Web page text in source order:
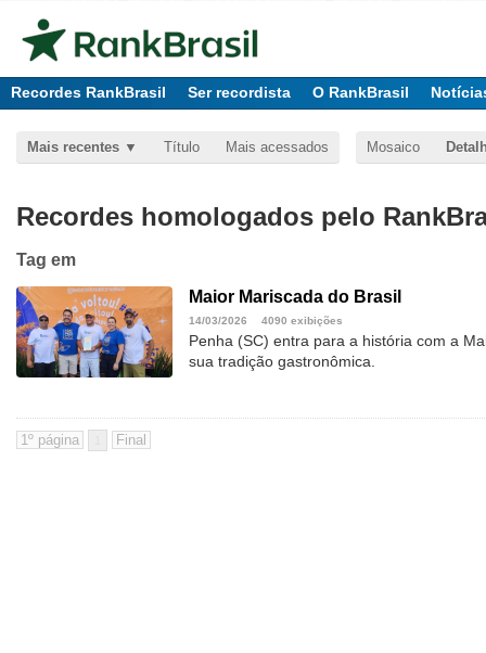
Recordes RankBrasil Ser recordista O RankBrasil
Mais recentes Título Mais acessados Mosaico
Recordes homologados pelo
Tag em
Maior Mariscada do Brasil
14/03/2026 4090 exibições
Penha (SC) entra para a história com a
sua tradição gastronômica.